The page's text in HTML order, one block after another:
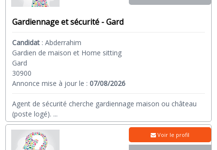
Gardiennage et sécurité - Gard
Candidat :Abderrahim
Gardien de maison et Home sitting
Gard
30900
Annonce mise à jour le :07/08/2026
Agent de sécurité cherche gardiennage maison ou château
(poste logé). ...
Voir le profil